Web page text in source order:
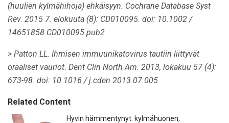
(huulien kylmähihoja) ehkäisyyn. Cochrane Database Syst
Rev. 2015 7. elokuuta (8): CD010095. doi: 10.1002 /
14651858.CD010095.pub2
> Patton LL. Ihmisen immuunikatovirus tautiin liittyvät
oraaliset vauriot. Dent Clin North Am. 2013, lokakuu 57 (4):
673-98. doi: 10.1016 / j.cden.2013.07.005
Related Content
Hyvin hämmentynyt: kylmähuonen,